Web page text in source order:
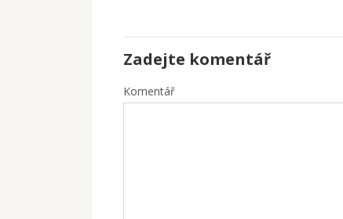
Zadejte komentář
Komentář